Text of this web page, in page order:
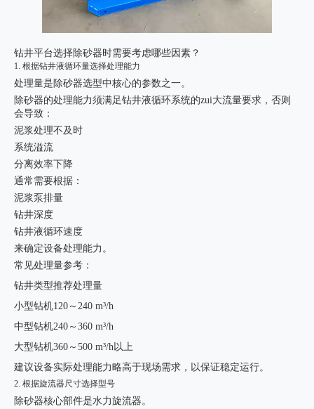
钻井平台选择除砂器时需要考虑哪些因素？
1. 根据钻井液循环量选择处理能力
处理量是除砂器选型中核心的参数之一。
除砂器的处理能力须满足钻井液循环系统的zui大流量要求，否则
会导致：
泥浆处理不及时
系统溢流
分离效率下降
通常需要根据：
泥浆泵排量
钻井深度
钻井液循环速度
来确定设备处理能力。
常见处理量参考：
钻井类型推荐处理量
小型钻机120～240 m³/h
中型钻机240～360 m³/h
大型钻机360～500 m³/h以上
建议设备实际处理能力略高于现场需求，以保证稳定运行。
2. 根据旋流器尺寸选择型号
除砂器核心部件是水力旋流器。